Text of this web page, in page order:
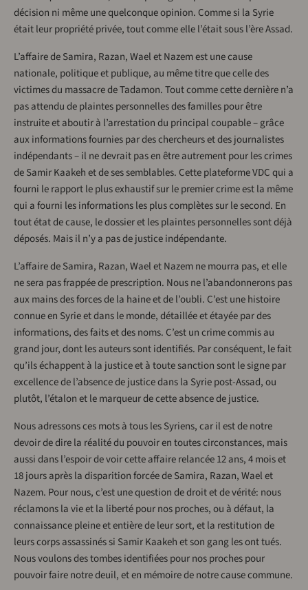
décision ni même une quelconque opinion. Comme si la Syrie
était leur propriété privée, tout comme elle l’était sous l’ère Assad.
L’affaire de Samira, Razan, Wael et Nazem est une cause
nationale, politique et publique, au même titre que celle des
victimes du massacre de Tadamon. Tout comme cette dernière n’a
pas attendu de plaintes personnelles des familles pour être
instruite et aboutir à l’arrestation du principal coupable – grâce
aux informations fournies par des chercheurs et des journalistes
indépendants – il ne devrait pas en être autrement pour les crimes
de Samir Kaakeh et de ses semblables. Cette plateforme VDC qui a
fourni le rapport le plus exhaustif sur le premier crime est la même
qui a fourni les informations les plus complètes sur le second. En
tout état de cause, le dossier et les plaintes personnelles sont déjà
déposés. Mais il n’y a pas de justice indépendante.
L’affaire de Samira, Razan, Wael et Nazem ne mourra pas, et elle
ne sera pas frappée de prescription. Nous ne l’abandonnerons pas
aux mains des forces de la haine et de l’oubli. C’est une histoire
connue en Syrie et dans le monde, détaillée et étayée par des
informations, des faits et des noms. C’est un crime commis au
grand jour, dont les auteurs sont identifiés. Par conséquent, le fait
qu’ils échappent à la justice et à toute sanction sont le signe par
excellence de l’absence de justice dans la Syrie post-Assad, ou
plutôt, l’étalon et le marqueur de cette absence de justice.
Nous adressons ces mots à tous les Syriens, car il est de notre
devoir de dire la réalité du pouvoir en toutes circonstances, mais
aussi dans l’espoir de voir cette affaire relancée 12 ans, 4 mois et
18 jours après la disparition forcée de Samira, Razan, Wael et
Nazem. Pour nous, c’est une question de droit et de vérité: nous
réclamons la vie et la liberté pour nos proches, ou à défaut, la
connaissance pleine et entière de leur sort, et la restitution de
leurs corps assassinés si Samir Kaakeh et son gang les ont tués.
Nous voulons des tombes identifiées pour nos proches pour
pouvoir faire notre deuil, et en mémoire de notre cause commune.